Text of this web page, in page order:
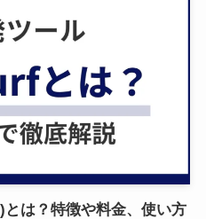
は？特徴や料金、使い方